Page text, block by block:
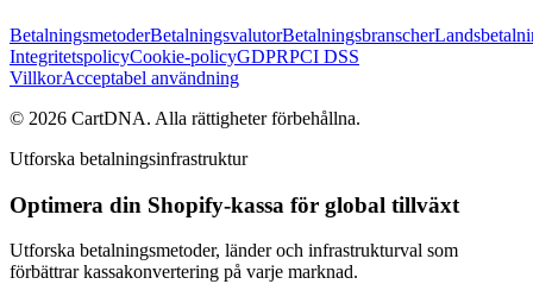
BetalningsmetoderBetalningsvalutorBetalningsbranscher
IntegritetspolicyCookie-policyGDPRPCI DSS
VillkorAcceptabel användning
© 2026 CartDNA. Alla rättigheter förbehållna.
Utforska betalningsinfrastruktur
Optimera din Shopify-kassa för global tillväxt
Utforska betalningsmetoder, länder och infrastrukturval som
förbättrar kassakonvertering på varje marknad.